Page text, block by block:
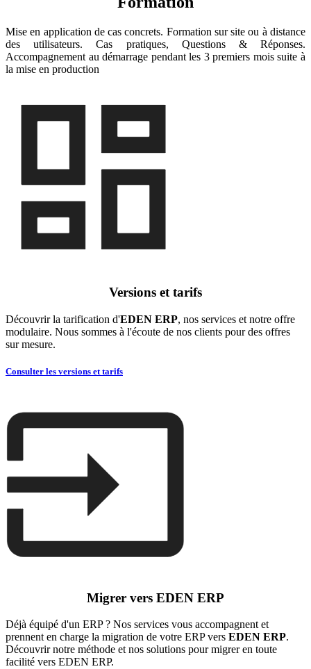
Mise en application de cas concrets. Formation sur site ou à distance
des utilisateurs. Cas pratiques, Questions & Réponses.
Accompagnement au démarrage pendant les 3 premiers mois suite à
la mise en production
Versions et tarifs
Découvrir la tarification d'EDEN ERP, nos services et notre offre
modulaire. Nous sommes à l'écoute de nos clients pour des offres
sur mesure.
Consulter les versions et tarifs
Migrer vers EDEN ERP
Déjà équipé d'un ERP ? Nos services vous accompagnent et
prennent en charge la migration de votre ERP vers EDEN ERP.
Découvrir notre méthode et nos solutions pour migrer en toute
facilité vers EDEN ERP.